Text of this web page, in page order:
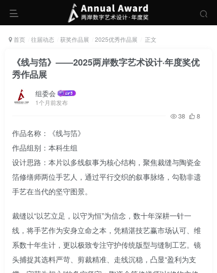
首页 往届动态 获奖作品展 2025优秀作品展 正文
《线与箔》——2025两岸数字艺术设计·年度奖优
秀作品展
组委会
1个月前发布
38 8
作品名称：《线与箔》
作品组别：本科生组
设计思路：本片以多线叙事为核心结构，聚焦裁缝与陶瓷金
箔修缮师两位手艺人，通过平行交织的叙事脉络，勾勒非遗
手艺在当代的坚守图景。
裁缝以“以艺立足，以守为恒”为信念，数十年深耕一针一
线，将手艺作为安身立命之本，凭精湛技艺赢市场认可、维
系数十年生计，更以极致专注守护传统版型与缝制工艺。镜
头捕捉其选料严苛、剪裁精准、走线沉稳，凸显“盈利为支